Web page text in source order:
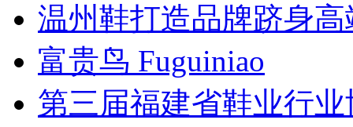
温州鞋打造品牌跻身
富贵鸟 Fuguiniao
第三届福建省鞋业行